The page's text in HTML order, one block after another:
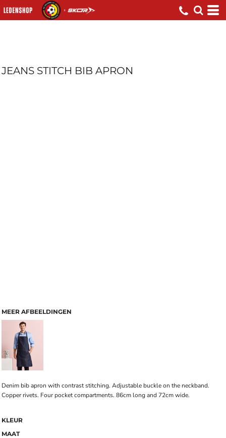
JEANS STITCH BIB APRON
MEER AFBEELDINGEN
Denim bib apron with contrast stitching. Adjustable buckle on the neckband.
Copper rivets. Four pocket compartments. 86cm long and 72cm wide.
KLEUR
MAAT